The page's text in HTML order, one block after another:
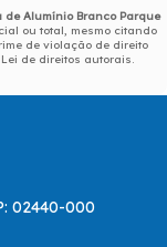
de Alumínio Branco Parque
ou total, mesmo citando
de violação de direito
de direitos autorais
02440-000